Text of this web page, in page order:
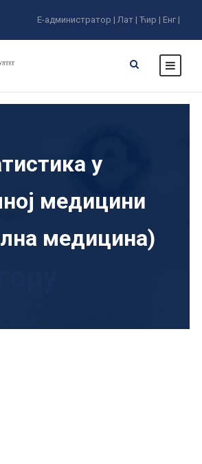
Е-администратор | Лат | Ћир | Енг |
у
медицини
медицина)